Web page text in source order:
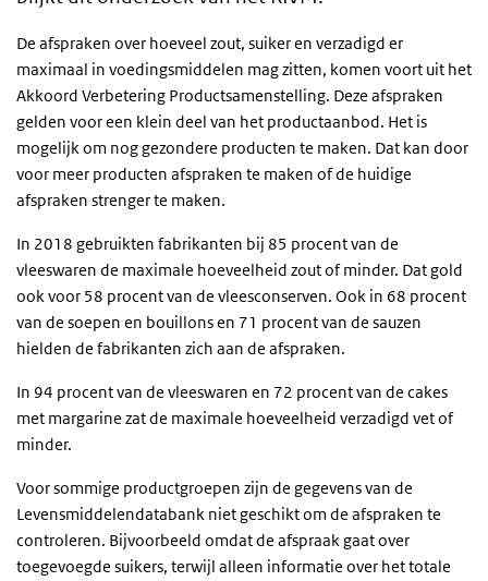
De afspraken over hoeveel zout, suiker en verzadigd er
maximaal in voedingsmiddelen mag zitten, komen voort uit het
Akkoord Verbetering Productsamenstelling. Deze afspraken
gelden voor een klein deel van het productaanbod. Het is
mogelijk om nog gezondere producten te maken. Dat kan door
voor meer producten afspraken te maken of de huidige
afspraken strenger te maken.
In 2018 gebruikten fabrikanten bij 85 procent van de
vleeswaren de maximale hoeveelheid zout of minder. Dat gold
ook voor 58 procent van de vleesconserven. Ook in 68 procent
van de soepen en bouillons en 71 procent van de sauzen
hielden de fabrikanten zich aan de afspraken.
In 94 procent van de vleeswaren en 72 procent van de cakes
met margarine zat de maximale hoeveelheid verzadigd vet of
minder.
Voor sommige productgroepen zijn de gegevens van de
Levensmiddelendatabank niet geschikt om de afspraken te
controleren. Bijvoorbeeld omdat de afspraak gaat over
toegevoegde suikers, terwijl alleen informatie over het totale